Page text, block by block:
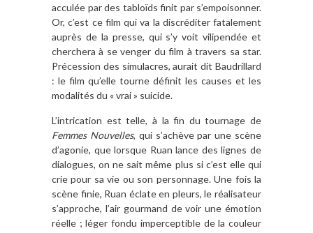
acculée par des tabloïds finit par s’empoisonner.
Or, c’est ce film qui va la discréditer fatalement
auprès de la presse, qui s’y voit vilipendée et
cherchera à se venger du film à travers sa star.
Précession des simulacres, aurait dit Baudrillard
: le film qu’elle tourne définit les causes et les
modalités du « vrai » suicide.
L’intrication est telle, à la fin du tournage de
Femmes Nouvelles, qui s’achève par une scène
d’agonie, que lorsque Ruan lance des lignes de
dialogues, on ne sait même plus si c’est elle qui
crie pour sa vie ou son personnage. Une fois la
scène finie, Ruan éclate en pleurs, le réalisateur
s’approche, l’air gourmand de voir une émotion
réelle ; léger fondu imperceptible de la couleur